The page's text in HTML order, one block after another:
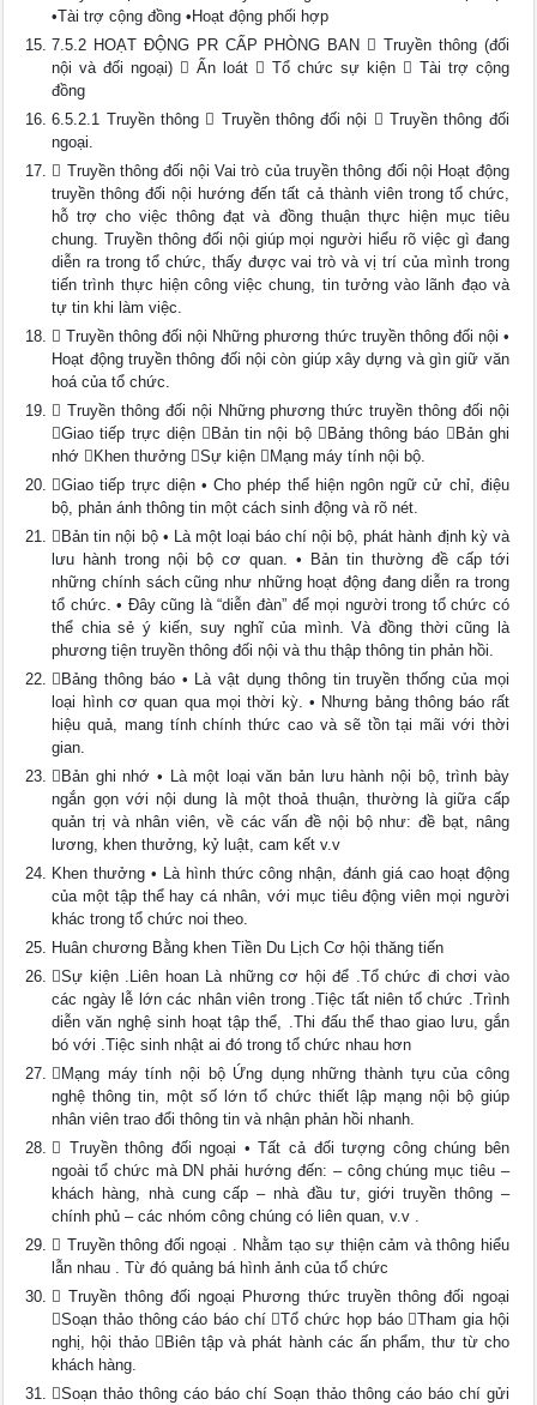
•Tài trợ cộng đồng •Hoạt động phối hợp
7.5.2 HOẠT ĐỘNG PR CẤP PHÒNG BAN  Truyền thông (đối
nội và đối ngoại)  Ấn loát  Tổ chức sự kiện  Tài trợ cộng
đồng
6.5.2.1 Truyền thông  Truyền thông đối nội  Truyền thông đối
ngoại.
 Truyền thông đối nội Vai trò của truyền thông đối nội Hoạt động
truyền thông đối nội hướng đến tất cả thành viên trong tổ chức,
hỗ trợ cho việc thông đạt và đồng thuận thực hiện mục tiêu
chung. Truyền thông đối nội giúp mọi người hiểu rõ việc gì đang
diễn ra trong tổ chức, thấy được vai trò và vị trí của mình trong
tiến trình thực hiện công việc chung, tin tưởng vào lãnh đạo và
tự tin khi làm việc.
 Truyền thông đối nội Những phương thức truyền thông đối nội •
Hoạt động truyền thông đối nội còn giúp xây dựng và gìn giữ văn
hoá của tổ chức.
 Truyền thông đối nội Những phương thức truyền thông đối nội
Giao tiếp trực diện Bản tin nội bộ Bảng thông báo Bản ghi
nhớ Khen thưởng Sự kiện Mạng máy tính nội bộ.
Giao tiếp trực diện • Cho phép thể hiện ngôn ngữ cử chỉ, điệu
bộ, phản ánh thông tin một cách sinh động và rõ nét.
Bản tin nội bộ • Là một loại báo chí nội bộ, phát hành định kỳ và
lưu hành trong nội bộ cơ quan. • Bản tin thường đề cấp tới
những chính sách cũng như những hoạt động đang diễn ra trong
tổ chức. • Đây cũng là “diễn đàn” để mọi người trong tổ chức có
thể chia sẻ ý kiến, suy nghĩ của mình. Và đồng thời cũng là
phương tiện truyền thông đối nội và thu thập thông tin phản hồi.
Bảng thông báo • Là vật dụng thông tin truyền thống của mọi
loại hình cơ quan qua mọi thời kỳ. • Nhưng bảng thông báo rất
hiệu quả, mang tính chính thức cao và sẽ tồn tại mãi với thời
gian.
Bản ghi nhớ • Là một loại văn bản lưu hành nội bộ, trình bày
ngắn gọn với nội dung là một thoả thuận, thường là giữa cấp
quản trị và nhân viên, về các vấn đề nội bộ như: đề bạt, nâng
lương, khen thưởng, kỷ luật, cam kết v.v
Khen thưởng • Là hình thức công nhận, đánh giá cao hoạt động
của một tập thể hay cá nhân, với mục tiêu động viên mọi người
khác trong tổ chức noi theo.
Huân chương Bằng khen Tiền Du Lịch Cơ hội thăng tiến
Sự kiện .Liên hoan Là những cơ hội để .Tổ chức đi chơi vào
các ngày lễ lớn các nhân viên trong .Tiệc tất niên tổ chức .Trình
diễn văn nghệ sinh hoạt tập thể, .Thi đấu thể thao giao lưu, gắn
bó với .Tiệc sinh nhật ai đó trong tổ chức nhau hơn
Mạng máy tính nội bộ Ứng dụng những thành tựu của công
nghệ thông tin, một số lớn tổ chức thiết lập mạng nội bộ giúp
nhân viên trao đổi thông tin và nhận phản hồi nhanh.
 Truyền thông đối ngoại • Tất cả đối tượng công chúng bên
ngoài tổ chức mà DN phải hướng đến: – công chúng mục tiêu –
khách hàng, nhà cung cấp – nhà đầu tư, giới truyền thông –
chính phủ – các nhóm công chúng có liên quan, v.v .
 Truyền thông đối ngoại . Nhằm tạo sự thiện cảm và thông hiểu
lẫn nhau . Từ đó quảng bá hình ảnh của tổ chức
 Truyền thông đối ngoại Phương thức truyền thông đối ngoại
Soạn thảo thông cáo báo chí Tổ chức họp báo Tham gia hội
nghị, hội thảo Biên tập và phát hành các ấn phẩm, thư từ cho
khách hàng.
Soạn thảo thông cáo báo chí Soạn thảo thông cáo báo chí gửi